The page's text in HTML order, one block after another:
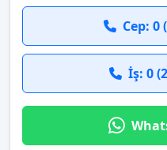
Cep: 0
İş: 0